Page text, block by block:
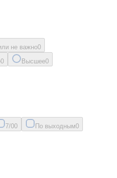
не важно0
0 Высшее0
7/00 По выходным0